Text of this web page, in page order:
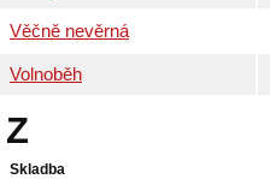
Věčně nevěrná
Volnoběh
Z
Skladba